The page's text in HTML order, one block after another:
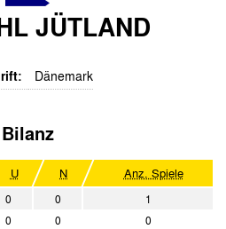
JÜTLAND
Dänemark
Bilanz
U N
Anz. Spiele
0 0 1
0 0 0